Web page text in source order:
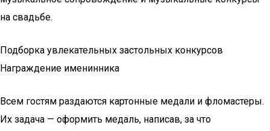
на свадьбе.
Подборка увлекательных застольных конкурсов
Награждение именинника
Всем гостям раздаются картонные медали и фломастеры.
Их задача — оформить медаль, написав, за что